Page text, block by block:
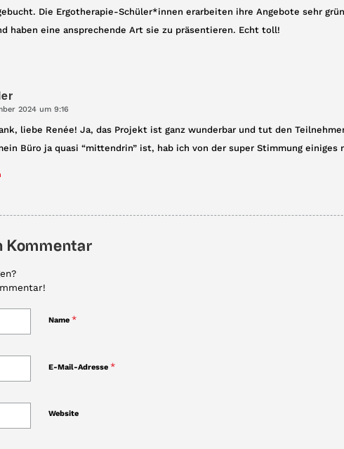
Die Ergotherapie-Schüler*innen erarbeiten ihre Angebote sehr
haben eine ansprechende Art sie zu präsentieren. Echt toll!
2024 um 9:16
liebe Renée! Ja, das Projekt ist ganz wunderbar und tut den
Büro ja quasi “mittendrin” ist, hab ich von der super Stimmung einiges
Kommentar
Name *
E-Mail-Adresse *
Website